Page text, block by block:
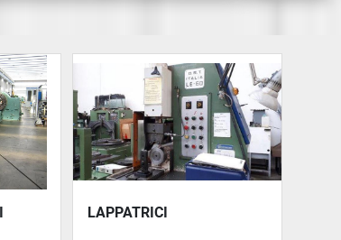
LAPPATRICI